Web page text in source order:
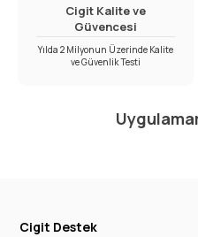
Cigit Kalite ve
Güvencesi
Yılda 2 Milyonun Üzerinde Kalite
ve Güvenlik Testi
Cigit Destek